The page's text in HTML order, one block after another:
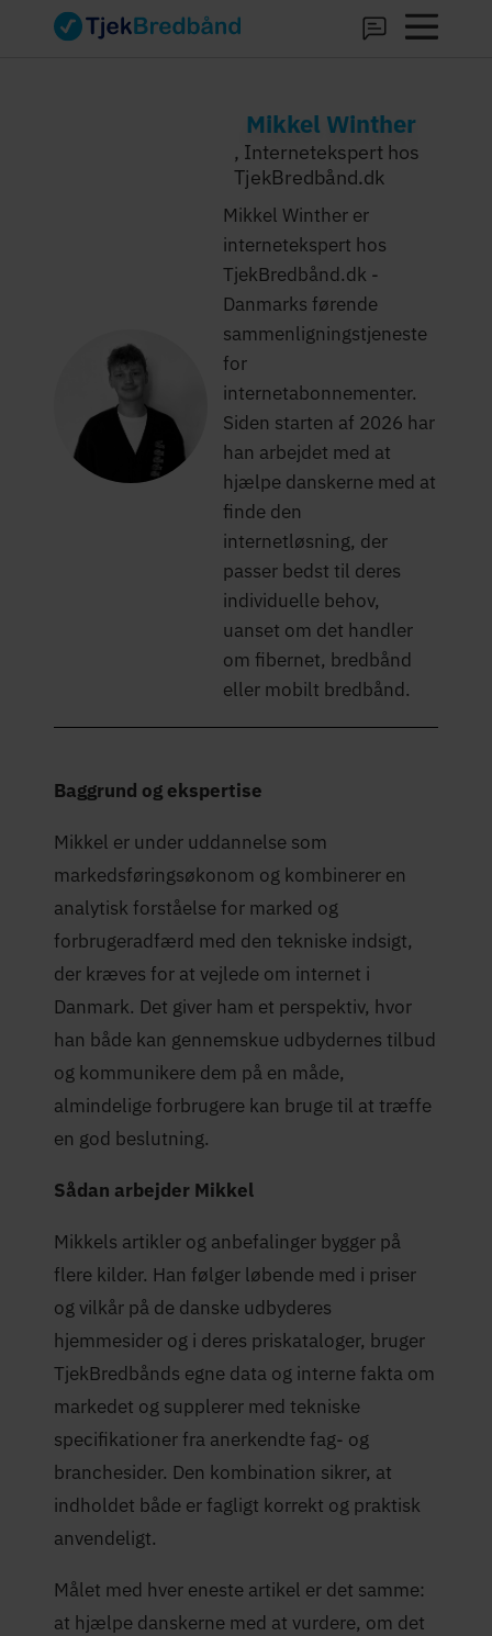
Mikkel Winther
, Internetekspert hos
TjekBredbånd.dk
Mikkel Winther er
internetekspert hos
TjekBredbånd.dk -
Danmarks førende
sammenligningstjeneste
for
internetabonnementer.
Siden starten af 2026 har
han arbejdet med at
hjælpe danskerne med at
finde den
internetløsning, der
passer bedst til deres
individuelle behov,
uanset om det handler
om fibernet, bredbånd
eller mobilt bredbånd.
Baggrund og ekspertise
Mikkel er under uddannelse som
markedsføringsøkonom og kombinerer en
analytisk forståelse for marked og
forbrugeradfærd med den tekniske indsigt,
der kræves for at vejlede om internet i
Danmark. Det giver ham et perspektiv, hvor
han både kan gennemskue udbydernes tilbud
og kommunikere dem på en måde,
almindelige forbrugere kan bruge til at træffe
en god beslutning.
Sådan arbejder Mikkel
Mikkels artikler og anbefalinger bygger på
flere kilder. Han følger løbende med i priser
og vilkår på de danske udbyderes
hjemmesider og i deres priskataloger, bruger
TjekBredbånds egne data og interne fakta om
markedet og supplerer med tekniske
specifikationer fra anerkendte fag- og
branchesider. Den kombination sikrer, at
indholdet både er fagligt korrekt og praktisk
anvendeligt.
Målet med hver eneste artikel er det samme:
at hjælpe danskerne med at vurdere, om det